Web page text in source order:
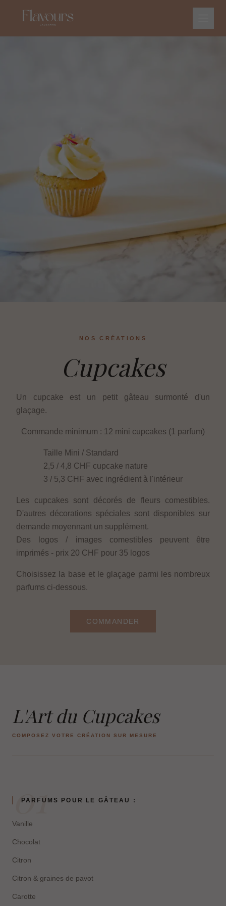
NOS CRÉATIONS
Cupcakes
Un cupcake est un petit gâteau surmonté d'un
glaçage.
Commande minimum : 12 mini cupcakes (1 parfum)
Taille Mini / Standard
2,5 / 4,8 CHF cupcake nature
3 / 5,3 CHF avec ingrédient à l'intérieur
Les cupcakes sont décorés de fleurs comestibles.
D'autres décorations spéciales sont disponibles sur
demande moyennant un supplément.
Des logos / images comestibles peuvent être
imprimés - prix 20 CHF pour 35 logos
Choisissez la base et le glaçage parmi les nombreux
parfums ci-dessous.
COMMANDER
L'Art du Cupcakes
COMPOSEZ VOTRE CRÉATION SUR MESURE
01
PARFUMS POUR LE GÂTEAU :
Vanille
Chocolat
Citron
Citron & graines de pavot
Carotte